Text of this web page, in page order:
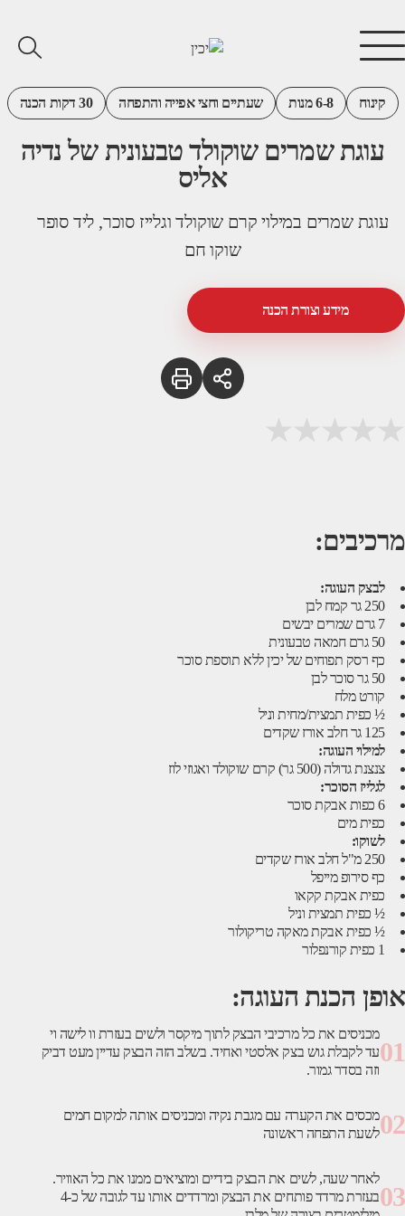
קינוח 6-8 מנות שעתיים וחצי אפייה והתפחה 30 דקות הכנה
עוגת שמרים שוקולד טבעונית של נדיה
אליס
עוגת שמרים במילוי קרם שוקולד וגלייז סוכר, ליד סופר
שוקו חם
מידע וצורת הכנה
מרכיבים:
לבצק העוגה:
250 גר קמח לבן
7 גרם שמרים יבשים
50 גרם חמאה טבעונית
כף רסק תפוחים של יכין ללא תוספת סוכר
50 גר סוכר לבן
קורט מלח
½ כפית תמצית/מחית וניל
125 גר חלב אורז שקדים
למילוי העוגה:
צנצנת גדולה (500 גר) קרם שוקולד ואגוזי לוז
לגלייז הסוכר:
6 כפות אבקת סוכר
כפית מים
לשוקו:
250 מ"ל חלב אורז שקדים
כף סירופ מייפל
כפית אבקת קקאו
½ כפית תמצית וניל
½ כפית אבקת מאקה טריקולור
1 כפית קורנפלור
אופן הכנת העוגה:
01
מכניסים את כל מרכיבי הבצק לתוך מיקסר ולשים בעזרת וו לישה וי
עד לקבלת גוש בצק אלסטי ואחיד. בשלב הזה הבצק עדיין מעט דביק
וזה בסדר גמור.
02מכסים את הקערה עם מגבת נקיה ומכניסים אותה למקום חמים
לשעת התפחה ראשונה
03
לאחר שעה, לשים את הבצק בידיים ומוציאים ממנו את כל האוויר.
בעזרת מרדד פותחים את הבצק ומרדדים אותו עד לגובה של כ-4